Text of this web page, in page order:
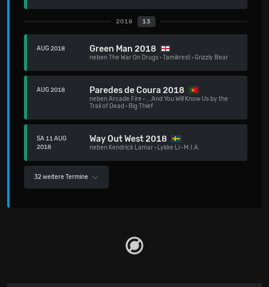
2018 13
AUG 2018 Green Man 2018
nebenThe War On Drugs·Tamikrest·Grizzly Bear
AUG 2018 Paredes de Coura 2018
nebenArcade Fire ·...And You Will Know Us by the
Trail of Dead · Big Thief
SA 11 AUG
2018
Way Out West 2018
neben Kendrick Lamar· Lykke Li· M.I.A.
32 weitere Termine